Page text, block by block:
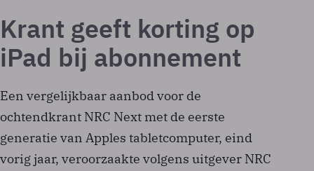
Krant geeft korting op
iPad bij abonnement
Een vergelijkbaar aanbod voor de
ochtendkrant NRC Next met de eerste
generatie van Apples tabletcomputer, eind
vorig jaar, veroorzaakte volgens uitgever NRC